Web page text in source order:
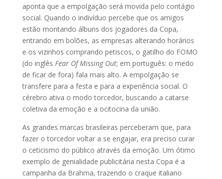
aponta que a empolgação será movida pelo contágio
social. Quando o indivíduo percebe que os amigos
estão montando álbuns dos jogadores da Copa,
entrando em bolões, as empresas alterando horários
e os vizinhos comprando petiscos, o gatilho do FOMO
(do inglês Fear Of Missing Out; em português: o medo
de ficar de fora) fala mais alto. A empolgação se
transfere para a festa e para a experiência social. O
cérebro ativa o modo torcedor, buscando a catarse
coletiva da emoção e a ocitocina da união.
As grandes marcas brasileiras perceberam que, para
fazer o torcedor voltar a se engajar, era preciso curar
o ceticismo do público através da emoção. Um ótimo
exemplo de genialidade publicitária nesta Copa é a
campanha da Brahma, trazendo o craque italiano